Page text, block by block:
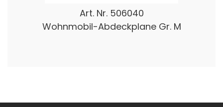
Art. Nr. 506040
Wohnmobil-Abdeckplane Gr. M